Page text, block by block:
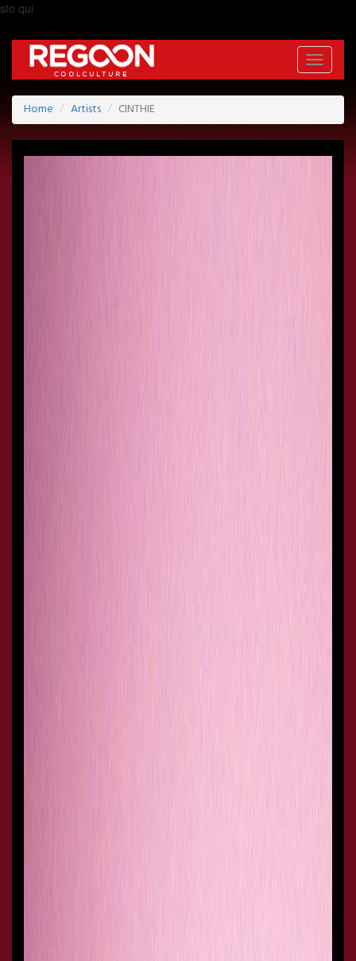
sto qui
Toggle
Home
Artists CINTHIE